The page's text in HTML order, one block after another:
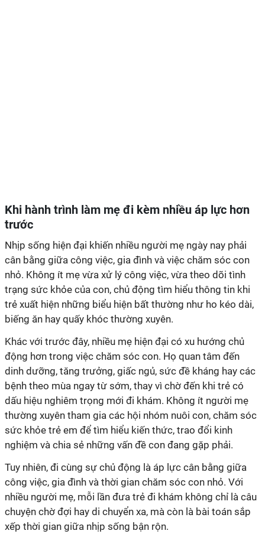
Khi hành trình làm mẹ đi kèm nhiều áp lực hơn
trước
Nhịp sống hiện đại khiến nhiều người mẹ ngày nay phải
cân bằng giữa công việc, gia đình và việc chăm sóc con
nhỏ. Không ít mẹ vừa xử lý công việc, vừa theo dõi tình
trạng sức khỏe của con, chủ động tìm hiểu thông tin khi
trẻ xuất hiện những biểu hiện bất thường như ho kéo dài,
biếng ăn hay quấy khóc thường xuyên.
Khác với trước đây, nhiều mẹ hiện đại có xu hướng chủ
động hơn trong việc chăm sóc con. Họ quan tâm đến
dinh dưỡng, tăng trưởng, giấc ngủ, sức đề kháng hay các
bệnh theo mùa ngay từ sớm, thay vì chờ đến khi trẻ có
dấu hiệu nghiêm trọng mới đi khám. Không ít người mẹ
thường xuyên tham gia các hội nhóm nuôi con, chăm sóc
sức khỏe trẻ em để tìm hiểu kiến thức, trao đổi kinh
nghiệm và chia sẻ những vấn đề con đang gặp phải.
Tuy nhiên, đi cùng sự chủ động là áp lực cân bằng giữa
công việc, gia đình và thời gian chăm sóc con nhỏ. Với
nhiều người mẹ, mỗi lần đưa trẻ đi khám không chỉ là câu
chuyện chờ đợi hay di chuyển xa, mà còn là bài toán sắp
xếp thời gian giữa nhịp sống bận rộn.